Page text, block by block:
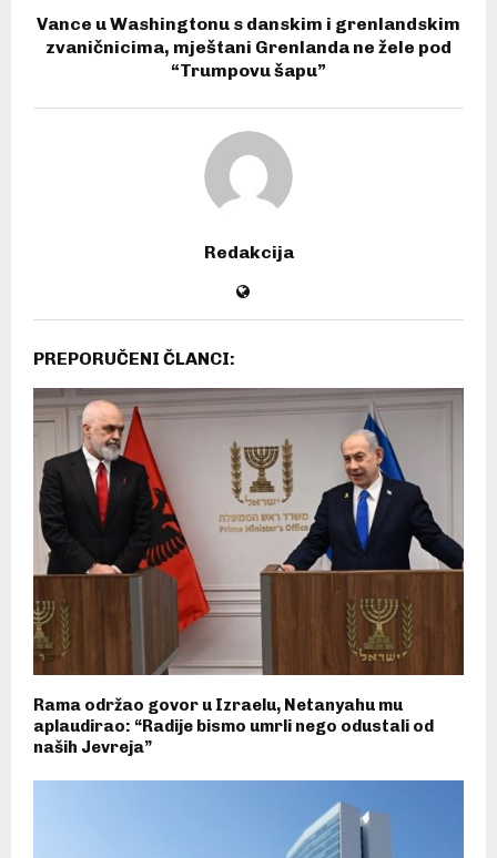
Vance u Washingtonu s danskim i grenlandskim
zvaničnicima, mještani Grenlanda ne žele pod
“Trumpovu šapu”
Redakcija
PREPORUČENI ČLANCI:
Rama održao govor u Izraelu, Netanyahu mu
aplaudirao: “Radije bismo umrli nego odustali od
naših Jevreja”